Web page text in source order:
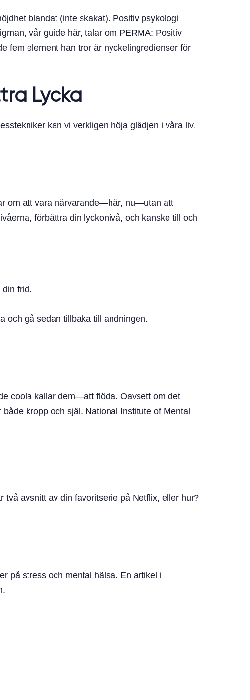
blandat (inte skakat). Positiv psykologi
vår guide här, talar om PERMA: Positiv
fem element han tror är nyckelingredienser för
Lycka
kan vi verkligen höja glädjen i våra liv.
om att vara närvarande—här, nu—utan att
förbättra din lyckonivå, och kanske till och
frid.
och gå sedan tillbaka till andningen.
coola kallar dem—att flöda. Oavsett om det
kropp och själ. National Institute of Mental
två avsnitt av din favoritserie på Netflix, eller hur?
på stress och mental hälsa. En artikel i